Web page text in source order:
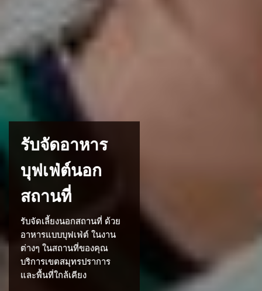
รับจัดอาหาร
บุฟเฟ่ต์นอก
สถานที่
รับจัดเลี้ยงนอกสถานที่ ด้วย
อาหารแบบบุฟเฟ่ต์ ในงาน
ต่างๆ ในสถานที่ของคุณ
บริการเขตสมุทรปราการ
และพื้นที่ใกล้เคียง